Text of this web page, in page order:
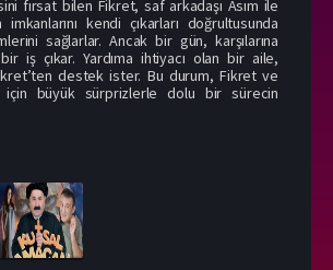
fırsat bilen Fikret, saf arkadaşı Asım ile
kendi çıkarları doğrultusunda
sağlarlar. Ancak bir gün, karşılarına
iş çıkar. Yardıma ihtiyacı olan bir aile,
destek ister. Bu durum, Fikret ve
için büyük sürprizlerle dolu bir sürecin